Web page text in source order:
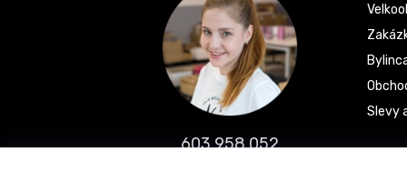
603 958 052
Slevy